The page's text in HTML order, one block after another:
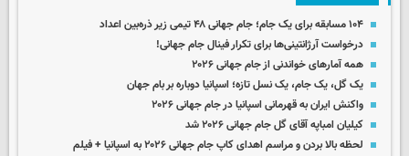
۱۰۴ مسابقه برای یک جام؛ جام جهانی ۴۸ تیمی زیر ذره‌بین اعداد
درخواست آرژانتینی‌ها برای تکرار فینال جام جهانی!
همه آمارهای خواندنی از جام جهانی ۲۰۲۶
یک گل، یک جام، یک نسل تازه؛ اسپانیا دوباره بر بام جهان
واکنش ایران به قهرمانی اسپانیا در جام جهانی ۲۰۲۶
کیلیان امباپه آقای گل جام جهانی ۲۰۲۶ شد
لحظه بالا بردن و مراسم اهدای کاپ جام جهانی ۲۰۲۶ به اسپانیا + فیلم